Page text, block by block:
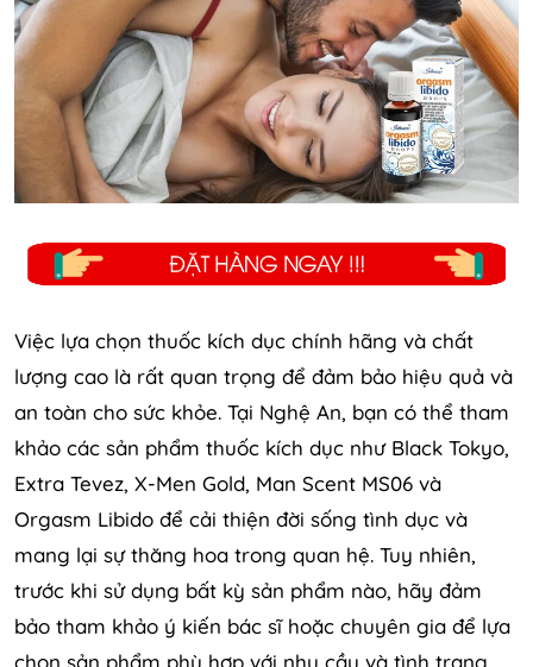
Việc lựa chọn thuốc kích dục chính hãng và chất
lượng cao là rất quan trọng để đảm bảo hiệu quả và
an toàn cho sức khỏe. Tại Nghệ An, bạn có thể tham
khảo các sản phẩm thuốc kích dục như Black Tokyo,
Extra Tevez, X-Men Gold, Man Scent MS06 và
Orgasm Libido để cải thiện đời sống tình dục và
mang lại sự thăng hoa trong quan hệ. Tuy nhiên,
trước khi sử dụng bất kỳ sản phẩm nào, hãy đảm
bảo tham khảo ý kiến bác sĩ hoặc chuyên gia để lựa